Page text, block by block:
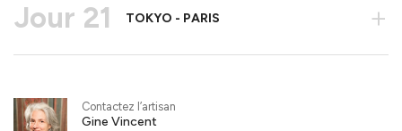
Jour 21 TOKYO - PARIS +
Contactez l’artisan
Gine Vincent